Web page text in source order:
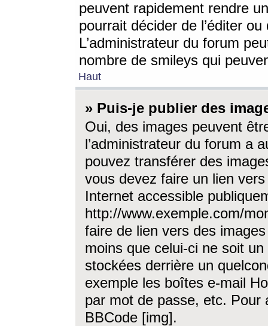
peuvent rapidement rendre
pourrait décider de l’éditer
L’administrateur du forum
nombre de smileys qui
Haut
» Puis-je publier des
Oui, des images peuvent
l’administrateur du forum a
pouvez transférer des
vous devez faire un lien
Internet accessible
http://www.exemple.com/
faire de lien vers des
moins que celui-ci ne soit
stockées derrière un
exemple les boîtes e-mail
par mot de passe, etc. Pour
BBCode [img].